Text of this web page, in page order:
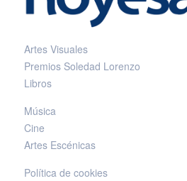
Artes Visuales
Premios Soledad Lorenzo
Libros
Música
Cine
Artes Escénicas
Política de cookies